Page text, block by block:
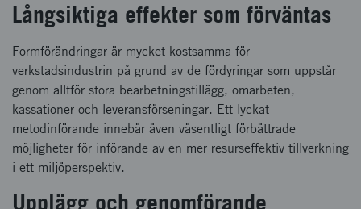
Långsiktiga effekter som förväntas
Formförändringar är mycket kostsamma för
verkstadsindustrin på grund av de fördyringar som uppstår
genom alltför stora bearbetningstillägg, omarbeten,
kassationer och leveransförseningar. Ett lyckat
metodinförande innebär även väsentligt förbättrade
möjligheter för införande av en mer resurseffektiv tillverkning
i ett miljöperspektiv.
Upplägg och genomförande